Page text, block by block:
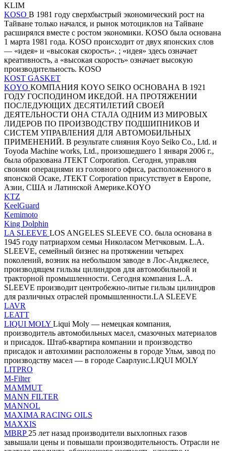
KLIM
KOSO В 1981 году сверхбыстрый экономический рост на
Тайване только начался, и рынок мотоциклов на Тайване
расширялся вместе с ростом экономики. KOSO была основана
1 марта 1981 года. KOSO происходит от двух японских слов
— «идея» и «высокая скорость». ; «идея» здесь означает
креативность, а «высокая скорость» означает высокую
производительность. KOSO
KOST GASKET
KOYO КОМПАНИЯ KOYO SEIKO ОСНОВАНА В 1921
ГОДУ ГОСПОДИНОМ ИКЕДОЙ. НА ПРОТЯЖЕНИИ
ПОСЛЕДУЮЩИХ ДЕСЯТИЛЕТИЙ СВОЕЙ
ДЕЯТЕЛЬНОСТИ ОНА СТАЛА ОДНИМ ИЗ МИРОВЫХ
ЛИДЕРОВ ПО ПРОИЗВОДСТВУ ПОДШИПНИКОВ И
СИСТЕМ УПРАВЛЕНИЯ ДЛЯ АВТОМОБИЛЬНЫХ
ПРИМЕНЕНИЙ. В результате слияния Koyo Seiko Co., Ltd. и
Toyoda Machine works, Ltd., произошедшего 1 января 2006 г.,
была образована JTEKT Corporation. Сегодня, управляя
своими операциями из головного офиса, расположенного в
японской Осаке, JTEKT Corporation присутствует в Европе,
Азии, США и Латинской Америке.KOYO
KTZ
KeelGuard
Kemimoto
King Dolphin
LA SLEEVE LOS ANGELES SLEEVE CO. была основана в
1945 году патриархом семьи Николасом Метчковым. L.A.
SLEEVE, семейный бизнес на протяжении четырех
поколений, возник на небольшом заводе в Лос-Анджелесе,
производящем гильзы цилиндров для автомобильной и
тракторной промышленности. Сегодня компания L.A.
SLEEVE производит центробежно-литые гильзы цилиндров
для различных отраслей промышленности.LA SLEEVE
LAVR
LEATT
LIQUI MOLY Liqui Moly — немецкая компания,
производитель автомобильных масел, смазочных материалов
и присадок. Штаб-квартира компании и производство
присадок и автохимии расположены в городе Ульм, завод по
производству масел — в городе Саарлуис.LIQUI MOLY
LITPRO
M-Filter
MAMMUT
MANN FILTER
MANNOL
MAXIMA RACING OILS
MAXXIS
MBRP 25 лет назад производители выхлопных газов
завышали цены и повышали производительность. Отрасли не